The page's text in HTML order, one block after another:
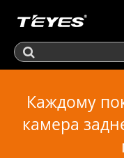
Каждому
камера